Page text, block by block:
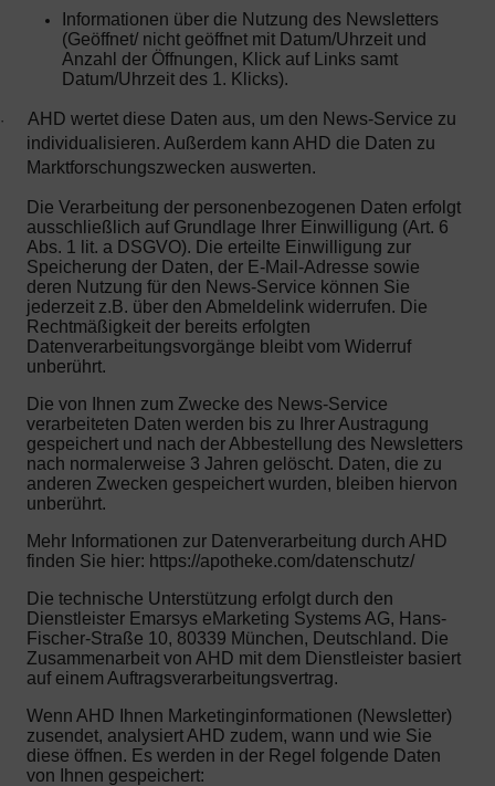
Informationen über die Nutzung des Newsletters
(Geöffnet/ nicht geöffnet mit Datum/Uhrzeit und
Anzahl der Öffnungen, Klick auf Links samt
Datum/Uhrzeit des 1. Klicks).
·
AHD wertet diese Daten aus, um den News-Service zu
individualisieren. Außerdem kann AHD die Daten zu
Marktforschungszwecken auswerten.
Die Verarbeitung der personenbezogenen Daten erfolgt
ausschließlich auf Grundlage Ihrer Einwilligung (Art. 6
Abs. 1 lit. a DSGVO). Die erteilte Einwilligung zur
Speicherung der Daten, der E-Mail-Adresse sowie
deren Nutzung für den News-Service können Sie
jederzeit z.B. über den Abmeldelink widerrufen. Die
Rechtmäßigkeit der bereits erfolgten
Datenverarbeitungsvorgänge bleibt vom Widerruf
unberührt.
Die von Ihnen zum Zwecke des News-Service
verarbeiteten Daten werden bis zu Ihrer Austragung
gespeichert und nach der Abbestellung des Newsletters
nach normalerweise 3 Jahren gelöscht. Daten, die zu
anderen Zwecken gespeichert wurden, bleiben hiervon
unberührt.
Mehr Informationen zur Datenverarbeitung durch AHD
finden Sie hier: https://apotheke.com/datenschutz/
Die technische Unterstützung erfolgt durch den
Dienstleister Emarsys eMarketing Systems AG, Hans-
Fischer-Straße 10, 80339 München, Deutschland. Die
Zusammenarbeit von AHD mit dem Dienstleister basiert
auf einem Auftragsverarbeitungsvertrag.
Wenn AHD Ihnen Marketinginformationen (Newsletter)
zusendet, analysiert AHD zudem, wann und wie Sie
diese öffnen. Es werden in der Regel folgende Daten
von Ihnen gespeichert: